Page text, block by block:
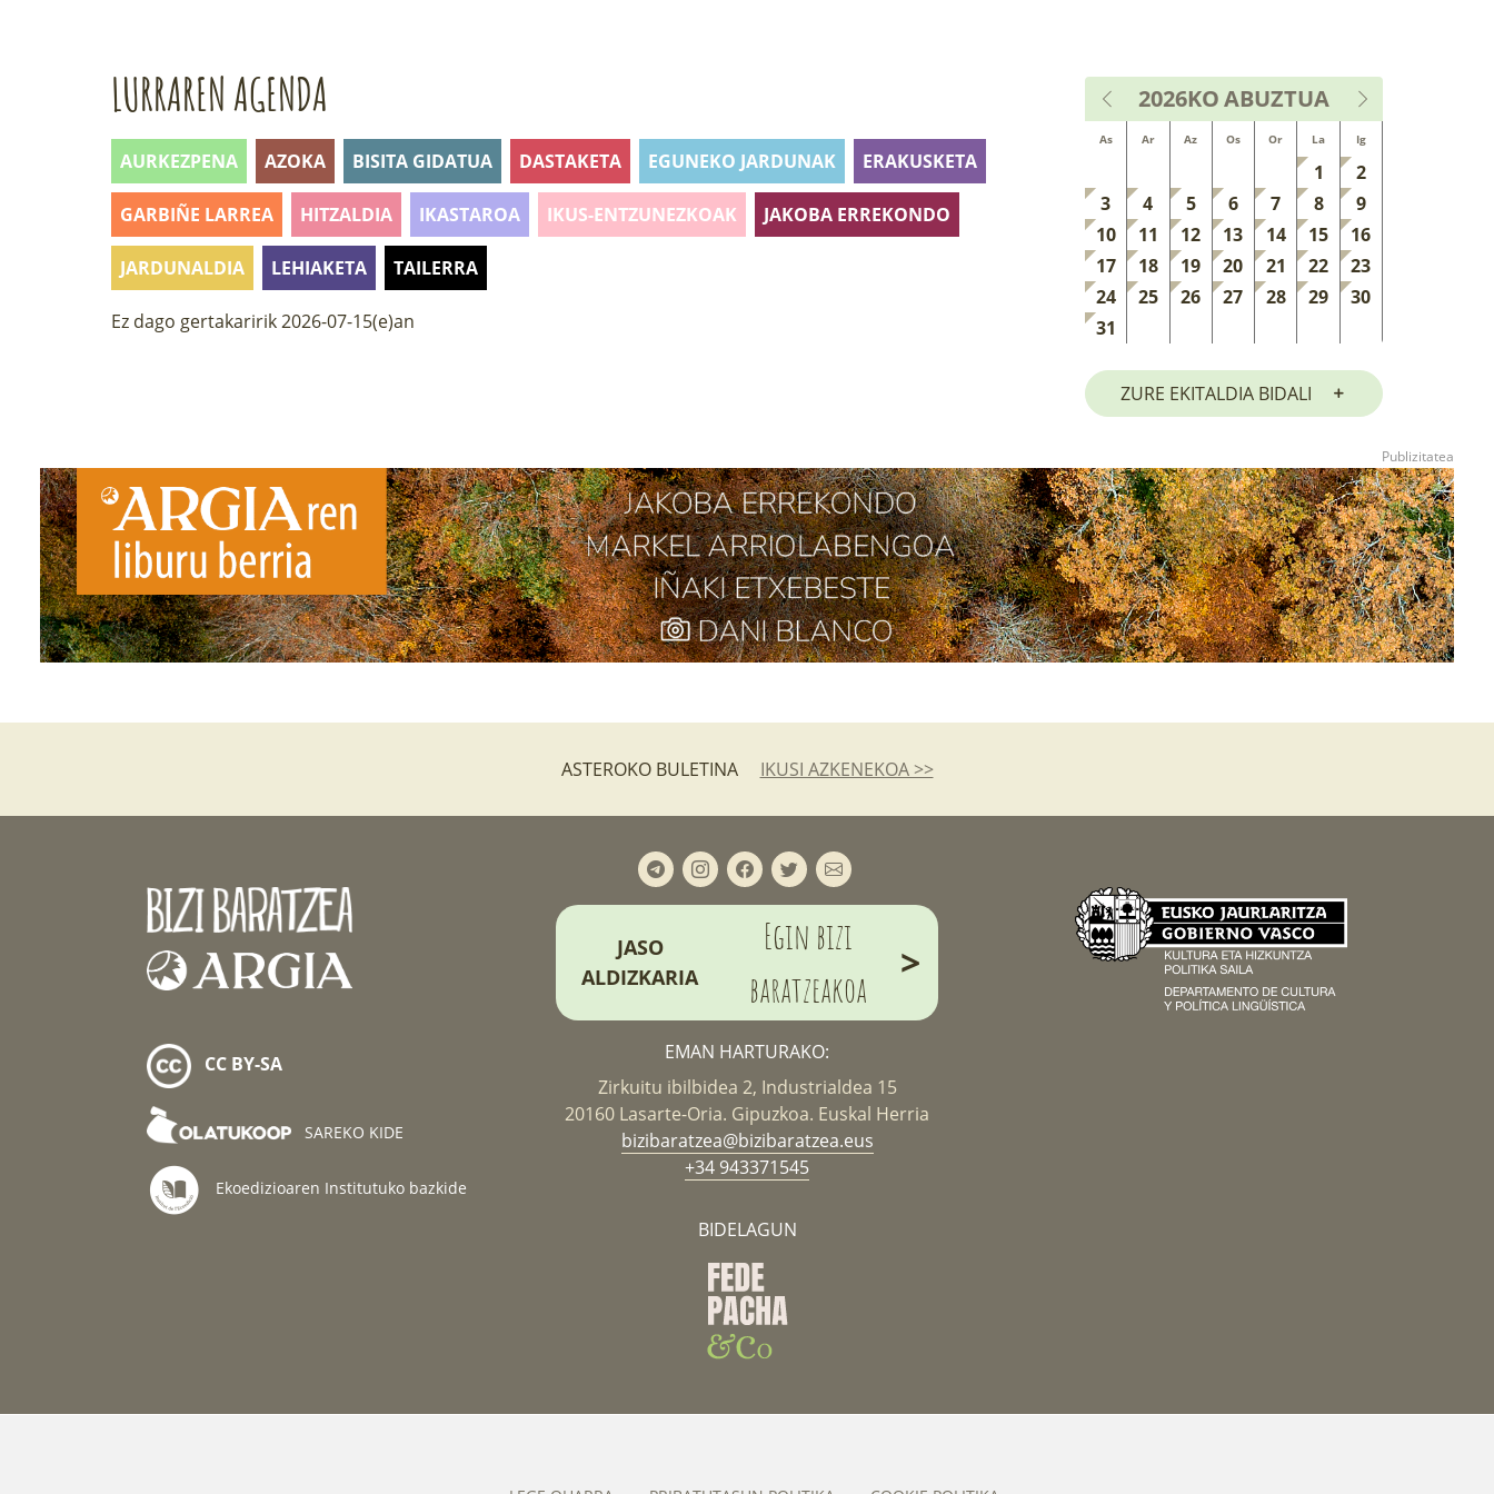
LURRAREN AGENDA
AURKEZPENA AZOKA BISITA GIDATUA DASTAKETA EGUNEKO JARDUNAK ERAKUSKETA
GARBIÑE LARREA HITZALDIA IKASTAROA IKUS-ENTZUNEZKOAK JAKOBA ERREKONDO
JARDUNALDIA LEHIAKETA TAILERRA
Ez dago gertakaririk 2026-07-15(e)an
2026KOABUZTUA
As Ar Az Os Or La Ig
1
2
3
4 5 6 7 8
9
10
11 12 13 14 15
16
17
18 19 20 21 22
23
24
25 26 27 28 29
30
31
ZURE EKITALDIA BIDALI
ASTEROKO BULETINA IKUSI AZKENEKOA >>
CC BY-SA
SAREKO KIDE
Ekoedizioaren Institutuko bazkide
JASO
ALDIZKARIA
Egin bizi
baratzeakoa
>
EMAN HARTURAKO:
Zirkuitu ibilbidea 2, Industrialdea 15
20160 Lasarte-Oria. Gipuzkoa. Euskal Herria
bizibaratzea@bizibaratzea.eus
+34 943371545
BIDELAGUN